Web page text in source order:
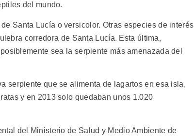
del mundo.
Santa Lucía o versicolor. Otras especies de interés
corredora de Santa Lucía. Esta última,
sea la serpiente más amenazada del
serpiente que se alimenta de lagartos en esa isla,
y en 2013 solo quedaban unos 1.020
del Ministerio de Salud y Medio Ambiente de